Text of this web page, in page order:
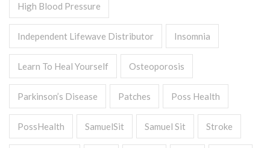
High Blood Pressure
Independent Lifewave Distributor Insomnia
Learn To Heal Yourself Osteoporosis
Parkinson’s Disease Patches Poss Health
PossHealth SamuelSit Samuel Sit Stroke